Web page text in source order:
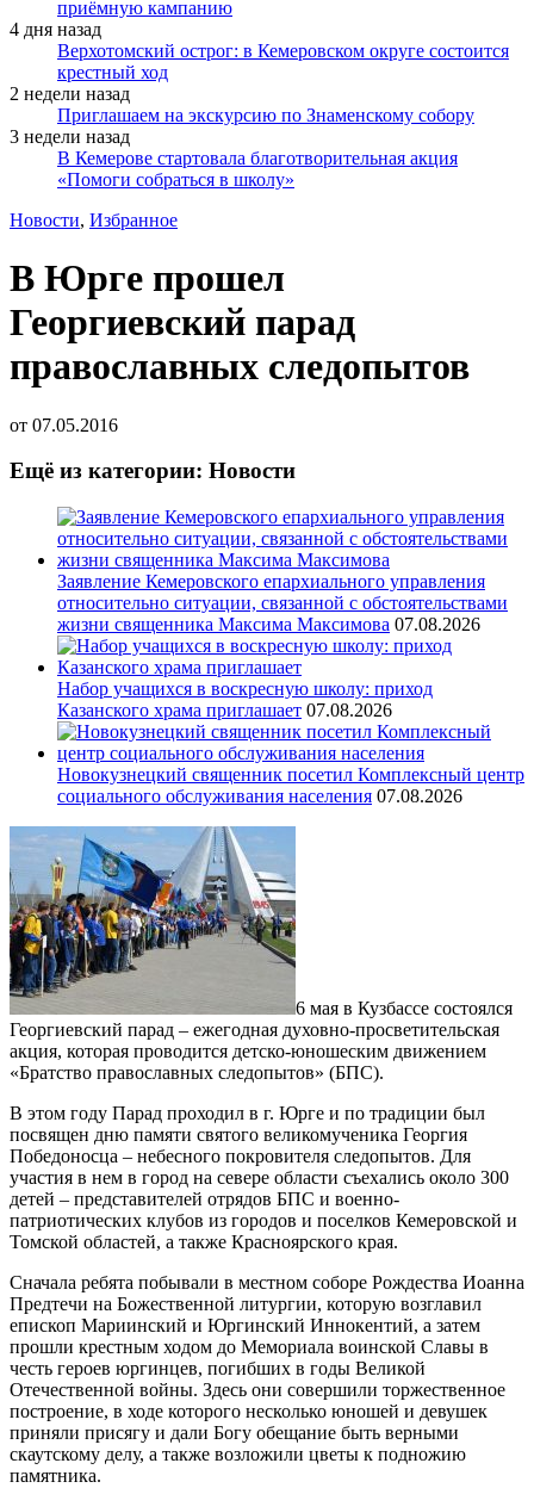
приёмную кампанию
4 дня назад
Верхотомский острог: в Кемеровском округе состоится
крестный ход
2 недели назад
Приглашаем на экскурсию по Знаменскому собору
3 недели назад
В Кемерове стартовала благотворительная акция
«Помоги собраться в школу»
Новости, Избранное
В Юрге прошел
Георгиевский парад
православных следопытов
от 07.05.2016
Ещё из категории: Новости
Заявление Кемеровского епархиального управления
относительно ситуации, связанной с обстоятельствами
жизни священника Максима Максимова 07.08.2026
Набор учащихся в воскресную школу: приход
Казанского храма приглашает 07.08.2026
Новокузнецкий священник посетил Комплексный центр
социального обслуживания населения 07.08.2026
6 мая в Кузбассе состоялся
Георгиевский парад – ежегодная духовно-просветительская
акция, которая проводится детско-юношеским движением
«Братство православных следопытов» (БПС).
В этом году Парад проходил в г. Юрге и по традиции был
посвящен дню памяти святого великомученика Георгия
Победоносца – небесного покровителя следопытов. Для
участия в нем в город на севере области съехались около 300
детей – представителей отрядов БПС и военно-
патриотических клубов из городов и поселков Кемеровской и
Томской областей, а также Красноярского края.
Сначала ребята побывали в местном соборе Рождества Иоанна
Предтечи на Божественной литургии, которую возглавил
епископ Мариинский и Юргинский Иннокентий, а затем
прошли крестным ходом до Мемориала воинской Славы в
честь героев юргинцев, погибших в годы Великой
Отечественной войны. Здесь они совершили торжественное
построение, в ходе которого несколько юношей и девушек
приняли присягу и дали Богу обещание быть верными
скаутскому делу, а также возложили цветы к подножию
памятника.